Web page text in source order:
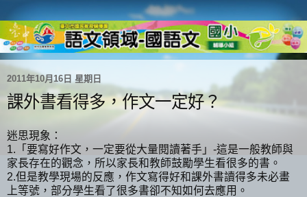
2011年10月16日 星期日
課外書看得多，作文一定好？
迷思現象：
1.「要寫好作文，一定要從大量閱讀著手」-這是一般教師與
家長存在的觀念，所以家長和教師鼓勵學生看很多的書。
2.但是教學現場的反應，作文寫得好和課外書讀得多未必畫
上等號，部分學生看了很多書卻不知如何去應用。